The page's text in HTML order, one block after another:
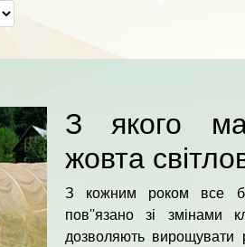
З якого
жовта
З кожним роком все
пов''язано зі змінами
дозволяють вирощувати